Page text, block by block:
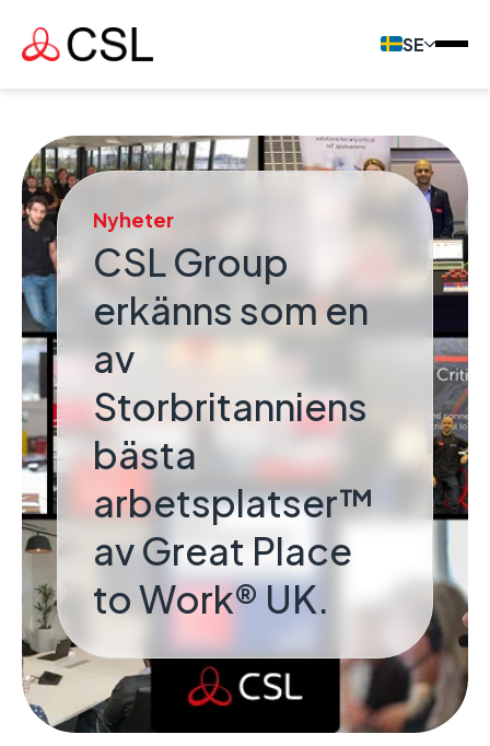
SE
Nyheter
CSL Group
erkänns som en
av
Storbritanniens
bästa
arbetsplatser™
av Great Place
to Work® UK.